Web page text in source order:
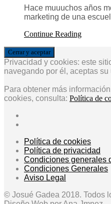
Hace muuuchos años
marketing de una
Continue Reading
Privacidad y cookies: este
navegando por él, aceptas su
Para obtener más
cookies, consulta: Política de
Política de cookies
Política de privacidad
Condiciones generales
Condiciones Generales
Aviso Legal
© Josué Gadea 2018. Todos